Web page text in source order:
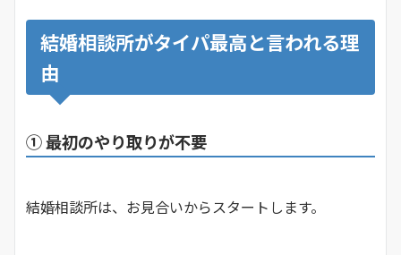
結婚相談所がタイパ最高と言われる理
由
① 最初のやり取りが不要
結婚相談所は、お見合いからスタートします。